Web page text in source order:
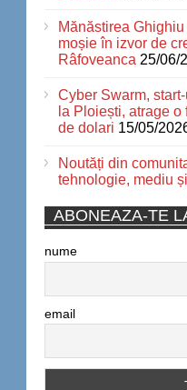
Mănăstirea
moșie în izvor de
Râfoveanca 25/06/
Cyber Swarm,
la Ploiești, atrage
de dolari 15/05/
Noutăți din
tehnologie, mediu
ABONEAZA-TE
nume
email